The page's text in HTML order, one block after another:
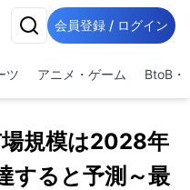
会員登録 / ログイン
ツ アニメ・ゲーム BtoB・
規模は2028年
すると予測～最